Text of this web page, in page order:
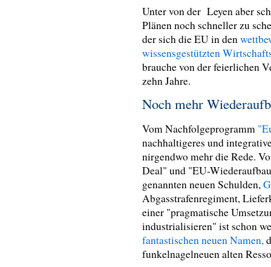
Unter von der Leyen aber
Plänen noch schneller zu
der sich die EU in den
wissensgestützten
brauche von der feierlichen
zehn Jahre.
Noch mehr
Vom Nachfolgeprogramm
nachhaltigeres und
nirgendwo mehr die Rede.
Deal" und "EU-
genannten neuen Schulden,
Abgasstrafenregiment,
einer "pragmatische
industrialisieren" ist schon
fantastischen neuen Namen,
funkelnagelneuen alten